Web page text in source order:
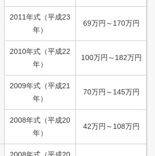
2011年式 （平成23
年）
69万円 ～ 170万円
2010年式 （平成22
年）
100万円 ～ 182万円
2009年式 （平成21
年）
70万円 ～ 145万円
2008年式 （平成20
年）
42万円 ～ 108万円
2008年式 （平成20